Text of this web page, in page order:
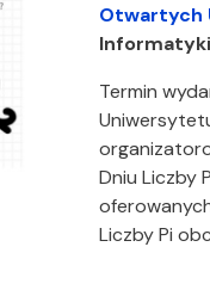
Otwartych
Informatyki
Termin
Dniu Liczby
Liczby Pi